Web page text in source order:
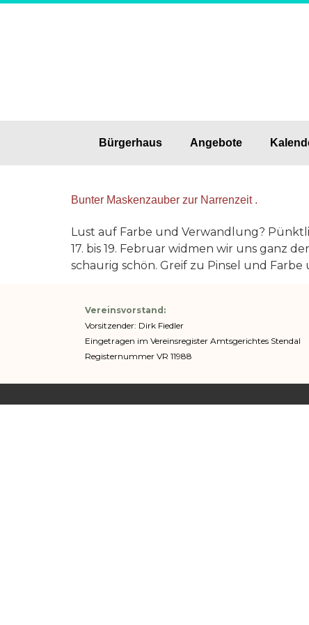
Bürgerhaus Angebote
Bunter Maskenzauber zur Narrenzeit .
Lust auf Farbe und Verwandlung?
17. bis 19. Februar widmen wir uns ganz
schaurig schön. Greif zu Pinsel und
Vereinsvorstand:
Vorsitzender: Dirk Fiedler
Eingetragen im Vereinsregister Amtsgerichtes Stendal
Registernummer VR 11988